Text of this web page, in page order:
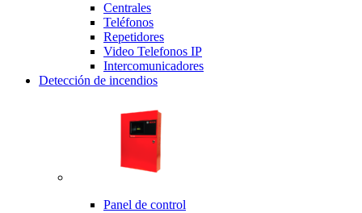
Centrales
Teléfonos
Repetidores
Video Telefonos IP
Intercomunicadores
Detección de incendios
Panel de control